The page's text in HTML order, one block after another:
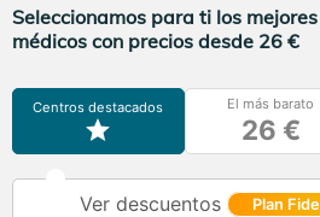
Seleccionamos para ti los
médicos con precios desde 26 €
Centros destacados El más barato
26 €
Ver descuentos Plan